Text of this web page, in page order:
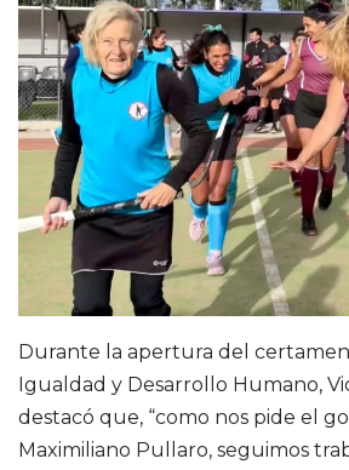
Durante la apertura del
Igualdad y Desarrollo Humano,
destacó que, “como nos pide el
Maximiliano Pullaro, seguimos